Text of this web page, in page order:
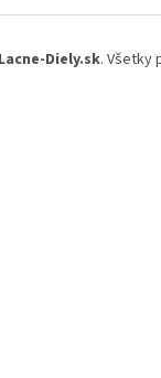
Lacne-Diely.sk. Všetky